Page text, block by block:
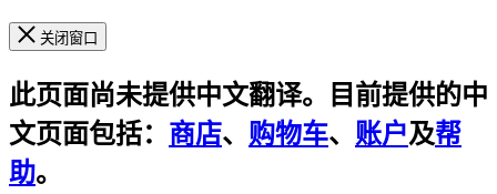
关闭窗口
此页面尚未提供中文翻译。目前提供的中
文页面包括： 商店、 购物车、 账户及帮
助。